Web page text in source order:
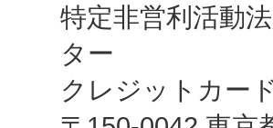
特定非営利活動
ター
クレジットカー